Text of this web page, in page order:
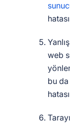
web
bu da